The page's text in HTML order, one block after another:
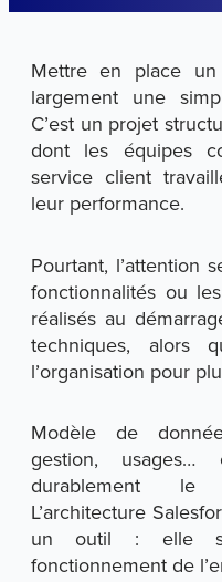
Mettre en place
largement une
C’est un projet
dont les équipes
service client
leur performance.
Pourtant, l’attention
fonctionnalités ou
réalisés au
techniques, alors
l’organisation pour
Modèle de
gestion, usages…
durablement le
L’architecture
un outil : elle
fonctionnement de